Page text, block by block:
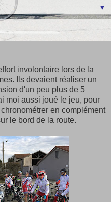
▼
involontaire lors de la
Ils devaient réaliser un
d'un peu plus de 5
moi aussi joué le jeu, pour
en complément
le bord de la route.